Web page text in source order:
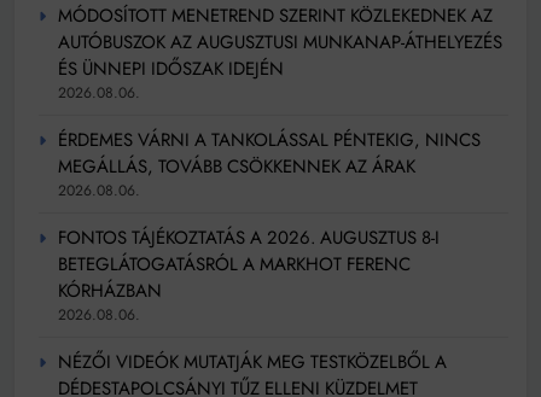
MÓDOSÍTOTT MENETREND SZERINT KÖZLEKEDNEK AZ
AUTÓBUSZOK AZ AUGUSZTUSI MUNKANAP-ÁTHELYEZÉS
ÉS ÜNNEPI IDŐSZAK IDEJÉN
2026.08.06.
ÉRDEMES VÁRNI A TANKOLÁSSAL PÉNTEKIG, NINCS
MEGÁLLÁS, TOVÁBB CSÖKKENNEK AZ ÁRAK
2026.08.06.
FONTOS TÁJÉKOZTATÁS A 2026. AUGUSZTUS 8-I
BETEGLÁTOGATÁSRÓL A MARKHOT FERENC
KÓRHÁZBAN
2026.08.06.
NÉZŐI VIDEÓK MUTATJÁK MEG TESTKÖZELBŐL A
DÉDESTAPOLCSÁNYI TŰZ ELLENI KÜZDELMET